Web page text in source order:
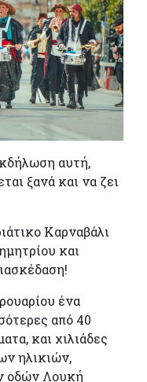
αυτή,
ξανά και να ζει
Καρναβάλι
και
ένα
από 40
και χιλιάδες
ηλικιών,
οδών Λουκή